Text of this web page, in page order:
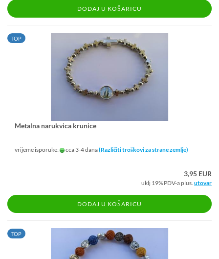
DODAJ U KOŠARICU
TOP
Me­tal­na na­ruk­vi­ca kru­ni­ce
vrijeme isporuke: cca 3-4 dana(Različiti troškovi za strane zemlje)
3,95 EUR
uklj 19% PDV-a plus. utovar
DODAJ U KOŠARICU
TOP